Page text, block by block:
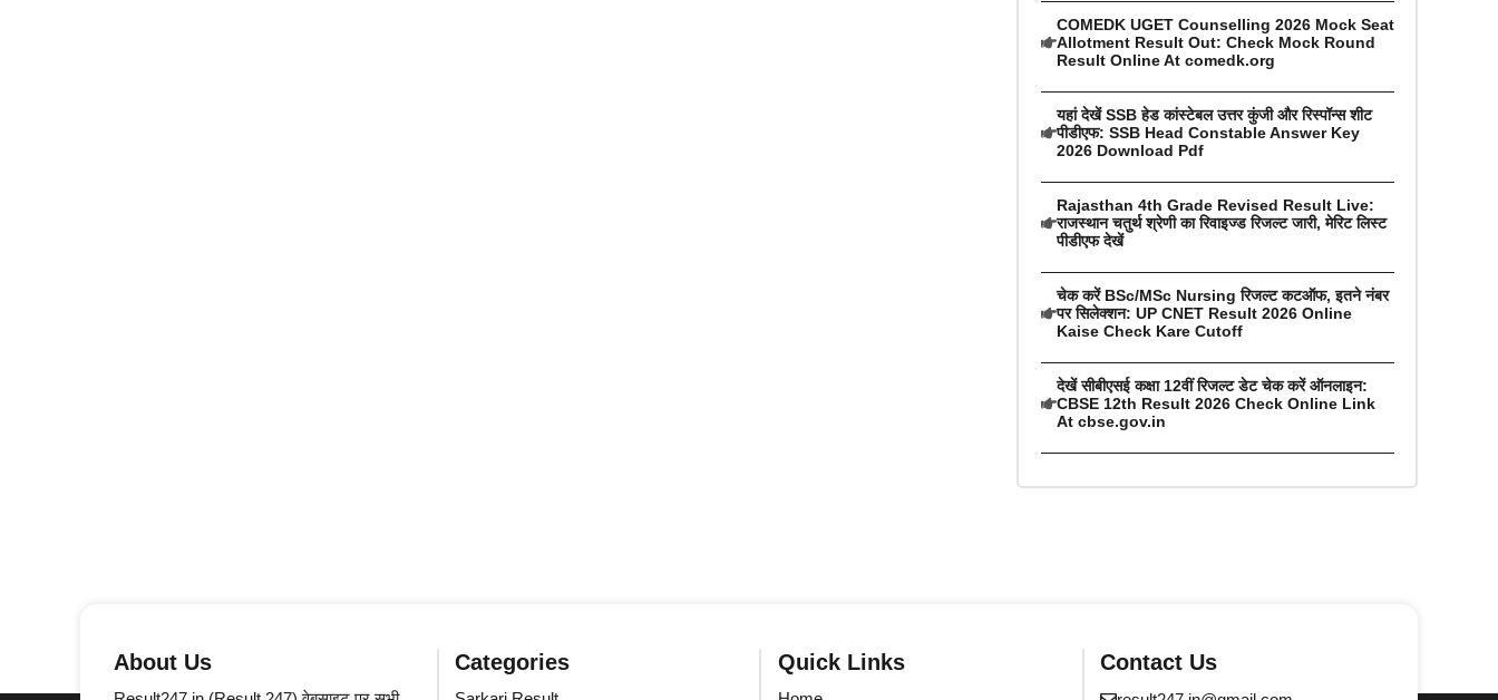
COMEDK UGET Counselling 2026 Mock Seat
Allotment Result Out: Check Mock Round
Result Online At comedk.org
यहां देखें SSB हेड कांस्टेबल उत्तर कुंजी और रिस्पॉन्स शीट
पीडीएफ: SSB Head Constable Answer Key
2026 Download Pdf
Rajasthan 4th Grade Revised Result Live:
राजस्थान चतुर्थ श्रेणी का रिवाइज्ड रिजल्ट जारी, मेरिट लिस्ट
पीडीएफ देखें
चेक करें BSc/MSc Nursing रिजल्ट कटऑफ, इतने नंबर
पर सिलेक्शन: UP CNET Result 2026 Online
Kaise Check Kare Cutoff
देखें सीबीएसई कक्षा 12वीं रिजल्ट डेट चेक करें ऑनलाइन:
CBSE 12th Result 2026 Check Online Link
At cbse.gov.in
About Us Categories Quick Links Contact Us